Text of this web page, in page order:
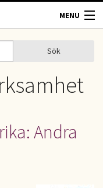
MENU
Sök
Andra